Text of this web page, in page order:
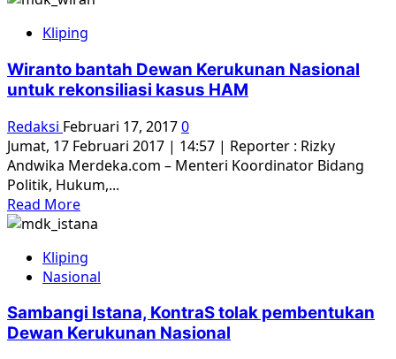
Menanti
Komnas
HAM
yang
Berintegritas
dan
Bernyali
Kliping
Wiranto bantah Dewan Kerukunan Nasional
untuk rekonsiliasi kasus HAM
Redaksi Februari 17, 20170
Jumat, 17 Februari 2017 | 14:57 | Reporter : Rizky
Andwika Merdeka.com – Menteri Koordinator Bidang
Politik, Hukum,...
Read MoreRead
more
Wiranto
bantah
Dewan
Kerukunan
Nasional
Kliping
Nasional
Sambangi Istana, KontraS tolak pembentukan
Dewan Kerukunan Nasional